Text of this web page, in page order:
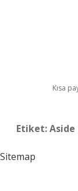
Kısa
Etiket:Aside
Sitemap